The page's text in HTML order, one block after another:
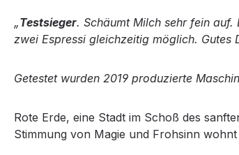
„Testsieger. Schäumt Milch sehr fein auf.
zwei Espressi gleichzeitig möglich.
Getestet wurden 2019 produzierte
Rote Erde, eine Stadt im Schoß des
Stimmung von Magie und Frohsinn